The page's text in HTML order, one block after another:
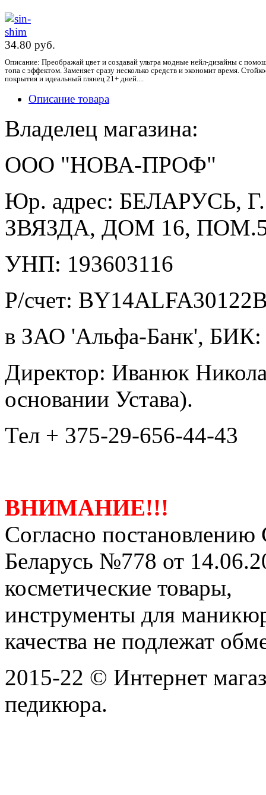
34.80 pуб.
Описание: Преображай цвет и создавай ультра модные нейл-дизайны с
топа с эффектом. Заменяет сразу несколько средств и экономит время.
покрытия и идеальный глянец 21+ дней....
Описание товара
Владелец магазина:
ООО "НОВА-ПРОФ"
Юр. адрес: БЕЛАРУСЬ,
ЗВЯЗДА, ДОМ 16,
УНП: 193603116
Р/счет:
в ЗАО 'Альфа-Банк',
Директор: Иванюк
основании Устава).
Тел + 375-29-656-44-43
ВНИМАНИЕ!!!
Согласно
Беларусь №778 от
косметические товары,
инструменты для
качества не подлежат
2015-22 © Интернет
педикюра.